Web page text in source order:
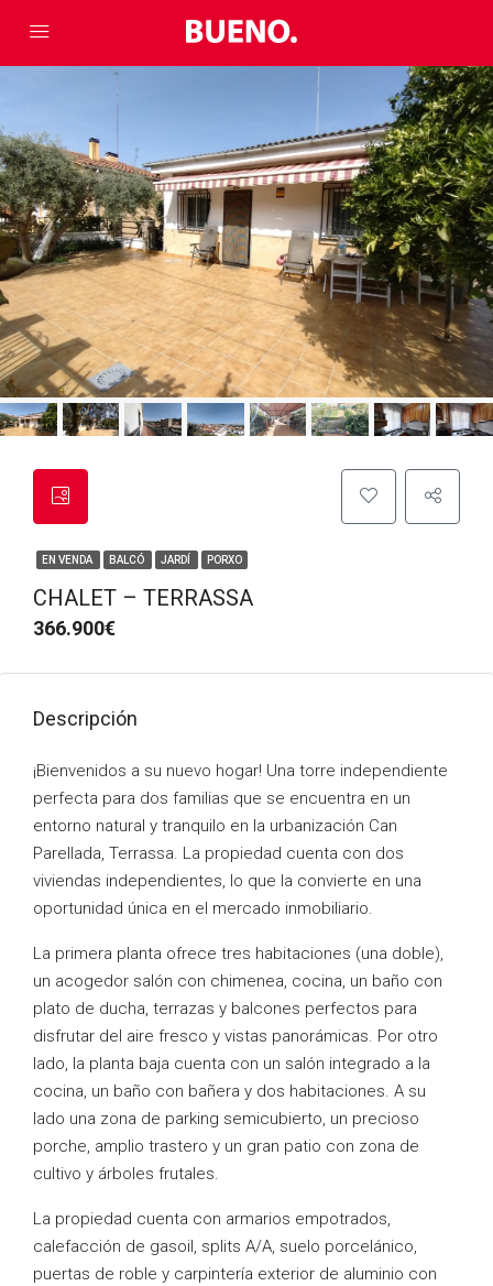
EN VENDA BALCÓ JARDÍ PORXO
CHALET – TERRASSA
366.900€
Descripción
¡Bienvenidos a su nuevo hogar! Una torre independiente
perfecta para dos familias que se encuentra en un
entorno natural y tranquilo en la urbanización Can
Parellada, Terrassa. La propiedad cuenta con dos
viviendas independientes, lo que la convierte en una
oportunidad única en el mercado inmobiliario.
La primera planta ofrece tres habitaciones (una doble),
un acogedor salón con chimenea, cocina, un baño con
plato de ducha, terrazas y balcones perfectos para
disfrutar del aire fresco y vistas panorámicas. Por otro
lado, la planta baja cuenta con un salón integrado a la
cocina, un baño con bañera y dos habitaciones. A su
lado una zona de parking semicubierto, un precioso
porche, amplio trastero y un gran patio con zona de
cultivo y árboles frutales.
La propiedad cuenta con armarios empotrados,
calefacción de gasoil, splits A/A, suelo porcelánico,
puertas de roble y carpintería exterior de aluminio con